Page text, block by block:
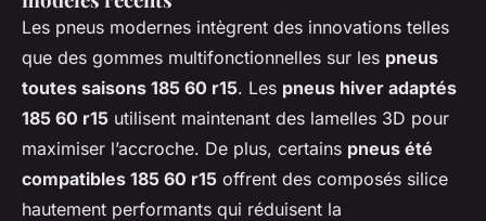
Les pneus modernes intègrent des innovations telles
que des gommes multifonctionnelles sur les pneus
toutes saisons 185 60 r15. Les pneus hiver adaptés
185 60 r15 utilisent maintenant des lamelles 3D pour
maximiser l’accroche. De plus, certains pneus été
compatibles 185 60 r15 offrent des composés silice
hautement performants qui réduisent la